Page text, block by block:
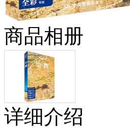
商品相册
详细介绍